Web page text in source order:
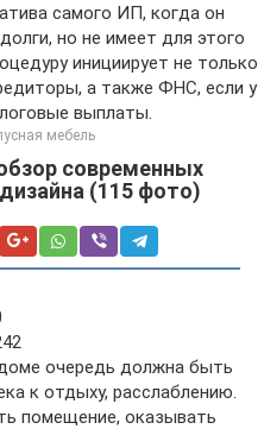
самого ИП, когда он
но не имеет для этого
инициирует не только
а также ФНС, если у
выплаты.
мебель
современных
(115 фото)
очередь должна быть
к отдыху, расслаблению.
помещение, оказывать